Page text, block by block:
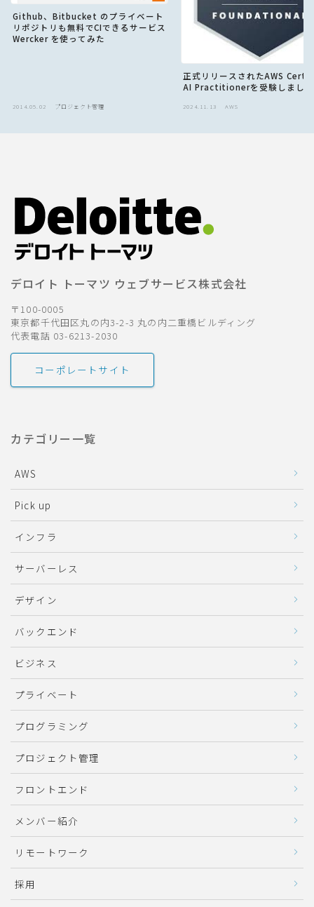
Github、Bitbucket のプライベート
リポジトリも無料でCIできるサービス
Wercker を使ってみた
2014.05.02 プロジェクト管理
正式リリースされたAWS
AI Practitionerを受験しました
2024.11.13 AWS
デロイト トーマツ ウェブサービス株式会社
〒100-0005
東京都千代田区丸の内3-2-3 丸の内二重橋ビルディング
代表電話 03-6213-2030
コーポレートサイト
カテゴリー一覧
AWS
Pick up
インフラ
サーバーレス
デザイン
バックエンド
ビジネス
プライベート
プログラミング
プロジェクト管理
フロントエンド
メンバー紹介
リモートワーク
採用